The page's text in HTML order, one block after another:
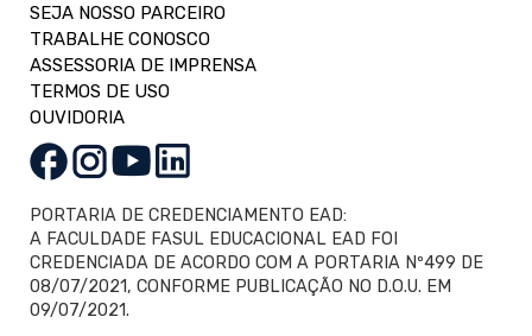
SEJA NOSSO PARCEIRO
TRABALHE CONOSCO
ASSESSORIA DE IMPRENSA
TERMOS DE USO
OUVIDORIA
PORTARIA DE CREDENCIAMENTO EAD:
A FACULDADE FASUL EDUCACIONAL EAD FOI
CREDENCIADA DE ACORDO COM A PORTARIA Nº499 DE
08/07/2021, CONFORME PUBLICAÇÃO NO D.O.U. EM
09/07/2021.